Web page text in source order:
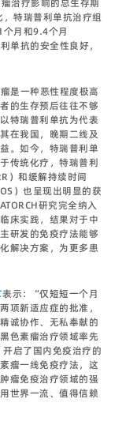
，特瑞普利单抗治疗组
个月和9.4个月
单抗的安全性良好，
是一种恶性程度极高
的生存预后往往不够
特瑞普利单抗为代表
在我国，晚期二线及
。如今，特瑞普利单
传统化疗，特瑞普利
）和缓解持续时间
）也呈现出明显的获
研究完全纳入
床实践，结果对于中
研发的免疫疗法能够
解决方案，为更多患
表示：“仅短短一个月
项新适应症的批准，
诚协作、无私奉献的
色素瘤治疗领域率先
启了国内免疫治疗的
瘤一线免疫疗法，这
瘤免疫治疗领域的强
世界一流、值得信赖